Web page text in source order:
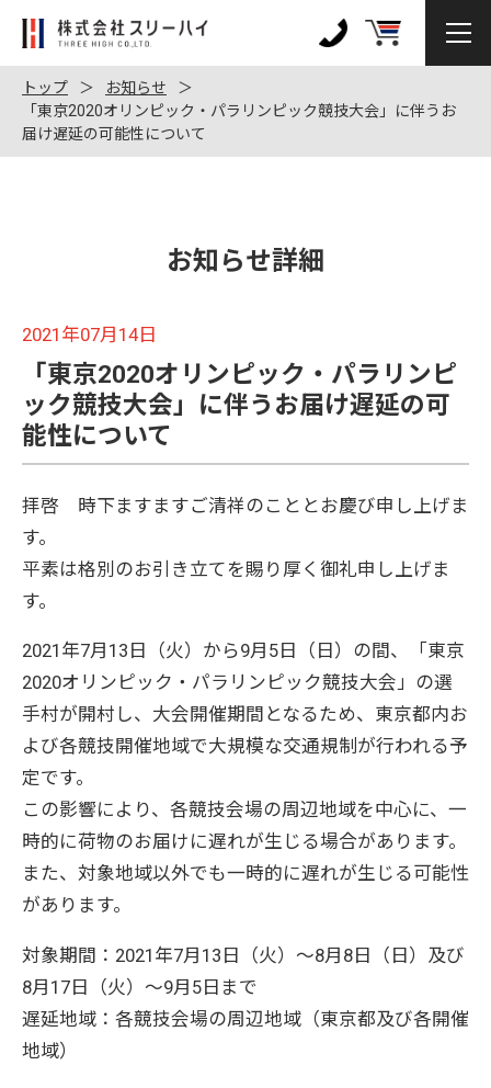
株
会
社
ス
リ
128
トップ
お知らせ
「東京2020オリンピック・パラリンピック競技大会」に伴うお
届け遅延の可能性について
お知らせ詳細
2021年07月14日
「東京2020オリンピック・パラリンピ
ック競技大会」に伴うお届け遅延の可
能性について
拝啓 時下ますますご清祥のこととお慶び申し上げま
す。
平素は格別のお引き立てを賜り厚く御礼申し上げま
す。
2021年7月13日（火）から9月5日（日）の間、「東京
2020オリンピック・パラリンピック競技大会」の選
手村が開村し、大会開催期間となるため、東京都内お
よび各競技開催地域で大規模な交通規制が行われる予
定です。
この影響により、各競技会場の周辺地域を中心に、一
時的に荷物のお届けに遅れが生じる場合があります。
また、対象地域以外でも一時的に遅れが生じる可能性
があります。
対象期間：2021年7月13日（火）～8月8日（日）及び
8月17日（火）～9月5日まで
遅延地域：各競技会場の周辺地域（東京都及び各開催
地域）